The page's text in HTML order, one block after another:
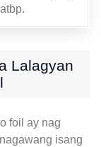
Lalagyan
foil ay nag
isang